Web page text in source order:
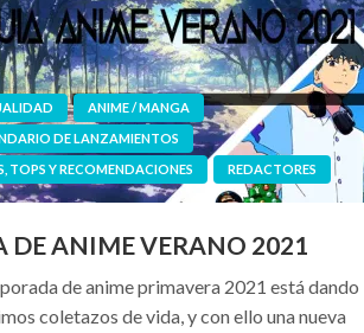
ANIME / MANGA
DE LANZAMIENTOS
TOPS Y RECOMENDACIONES
REDACTORES
DE ANIME VERANO 2021
de anime primavera 2021 está dando
coletazos de vida, y con ello una nueva